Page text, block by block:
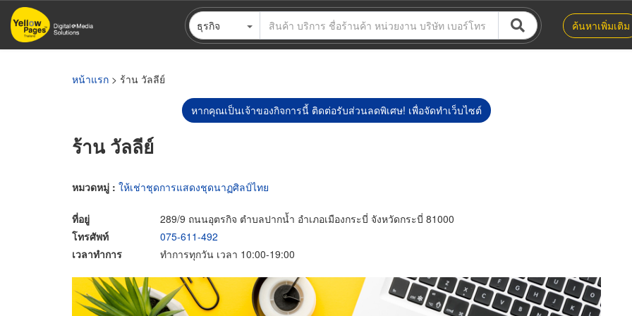
ข้าม
ไป
ธุรกิจ ค้นหาเพิ่มเติม
หน้าแรก > ร้าน วัลลีย์
หากคุณเป็นเจ้าของกิจการนี้ ติดต่อรับส่วนลดพิเศษ! เพื่อจัดทำเว็บไซต์
ร้าน วัลลีย์
หมวดหมู่ : ให้เช่าชุดการแสดงชุดนาฏศิลป์ไทย
ที่อยู่
289/9 ถนนอุตรกิจ ตำบลปากน้ำ อำเภอเมืองกระบี่ จังหวัดกระบี่ 81000
โทรศัพท์
075-611-492
เวลาทำการ
ทำการทุกวัน เวลา 10:00-19:00